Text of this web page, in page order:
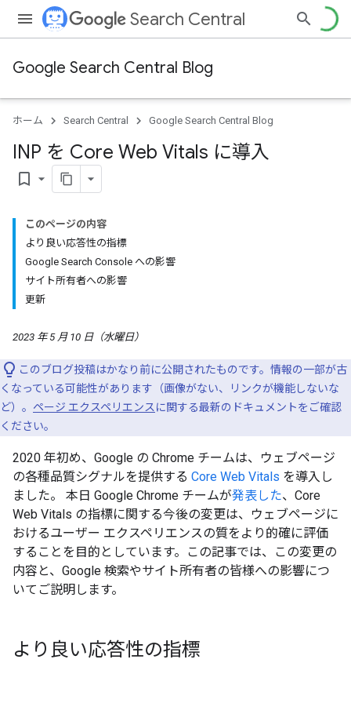
Search Central
Google Search Central Blog
ホーム Search Central Google Search Central Blog
INP を Core Web Vitals に導入
bookmark_border
このページの内容
より良い応答性の指標
Google Search Console への影響
サイト所有者への影響
更新
2023 年 5 月 10 日（水曜日）
このブログ投稿はかなり前に公開されたものです。情報の一部が古
くなっている可能性があります（画像がない、リンクが機能しないな
ど）。 ページ エクスペリエンス に関する最新のドキュメントをご確認
ください。
2020 年初め、Google の Chrome チームは、ウェブページ
の各種品質シグナルを提供する Core Web Vitals を導入し
ました。 本日 Google Chrome チームが発表した、Core
Web Vitals の指標に関する今後の変更は、ウェブページに
おけるユーザー エクスペリエンスの質をより的確に評価
することを目的としています。この記事では、この変更の
内容と、Google 検索やサイト所有者の皆様への影響につ
いてご説明します。
より良い応答性の指標